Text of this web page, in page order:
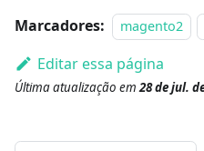
Marcadores: magento2
Editar essa página
Última atualização em28 de jul.